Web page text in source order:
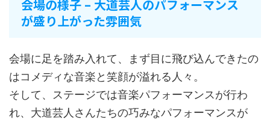
会場の様子 – 大道芸人のパフォーマンス
が盛り上がった雰囲気
会場に足を踏み入れて、まず目に飛び込んできたの
はコメディな音楽と笑顔が溢れる人々。
そして、ステージでは音楽パフォーマンスが行わ
れ、大道芸人さんたちの巧みなパフォーマンスが